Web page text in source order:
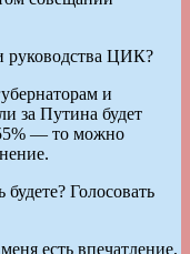
руководства ЦИК?
и
за Путина будет
— то можно
Голосовать
есть впечатление,